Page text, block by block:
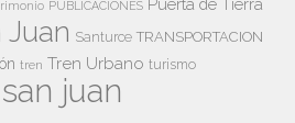
PUBLICACIONES Puerta de Tierra
Juan Santurce TRANSPORTACION
tren Tren Urbano turismo
juan